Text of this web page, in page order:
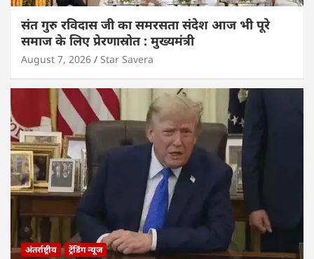
संत गुरु रविदास जी का समरसता संदेश आज भी पूरे
समाज के लिए प्रेरणास्रोत : मुख्यमंत्री
August 7, 2026 Star Savera
अंतर्राष्ट्रीय ट्रेंडिंग न्यूज